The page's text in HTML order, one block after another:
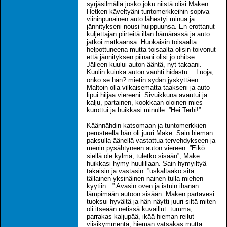
syrjäsilmällä josko joku niistä olisi Maken.
Hetken käveltyäni tuntomerkkeihin sopiva
viininpunainen auto lähestyi minua ja
jännitykseni nousi huippuunsa. En erottanut
kuljettajan piirteitä illan hämärässä ja auto
jatkoi matkaansa. Huokaisin toisaalta
helpottuneena mutta toisaalta olisin toivonut
että jännityksen piinani olisi jo ohitse.
Jälleen kuului auton ääntä, nyt takaani.
Kuulin kuinka auton vauhti hidastu… Luoja,
onko se hän? mietin sydän jyskyttäen.
Maltoin olla vilkaisematta taakseni ja auto
lipui hiljaa viereeni. Sivuikkuna avautui ja
kalju, partainen, kookkaan oloinen mies
kurottui ja huikkasi minulle: ”Hei Terhi!”
Käännähdin katsomaan ja tuntomerkkien
perusteella hän oli juuri Make. Sain hieman
paksulla äänellä vastattua tervehdykseen ja
menin pysähtyneen auton viereen. ”Eikö
siellä ole kylmä, tuletko sisään”, Make
huikkasi hymy huulillaan. Sain hymyiltyä
takaisin ja vastasin: ”uskaltaako sitä
tällainen yksinäinen nainen tulla miehen
kyytiin…” Avasin oven ja istuin ihanan
lämpimään autoon sisään. Maken partavesi
tuoksui hyvältä ja hän näytti juuri siltä miten
oli itseään netissä kuvaillut: tumma,
parrakas kaljupää, ikää hieman reilut
viisikymmentä, hieman vatsakas mutta